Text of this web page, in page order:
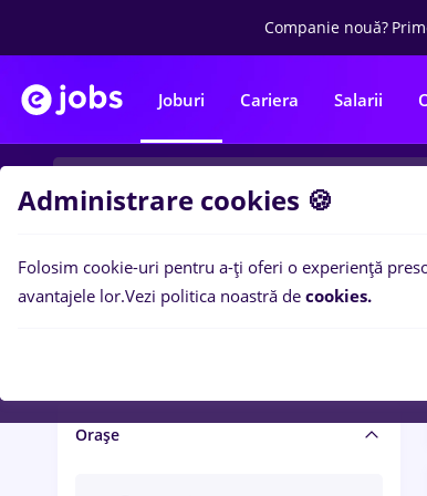
Companie nouă?
Joburi Cariera Salarii
Salariu și beneficii
Orașe
Administrare cookies 🍪
Folosim cookie-uri pentru a-ți oferi o experiență
avantajele lor.Vezi politica noastră de cookies.